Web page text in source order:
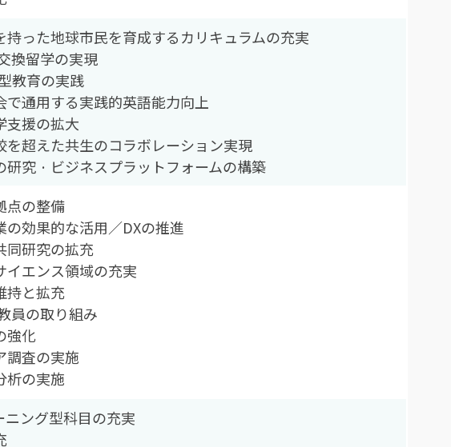
持った地球市民を育成するカリキュラムの充実
換留学の実現
教育の実践
で通用する実践的英語能力向上
支援の拡大
を超えた共生のコラボレーション実現
研究 · ビジネスプラットフォームの構築
点の整備
の効果的な活用／DXの推進
同研究の拡充
イエンス領域の充実
持と拡充
員の取り組み
強化
調査の実施
析の実施
ニング型科目の充実